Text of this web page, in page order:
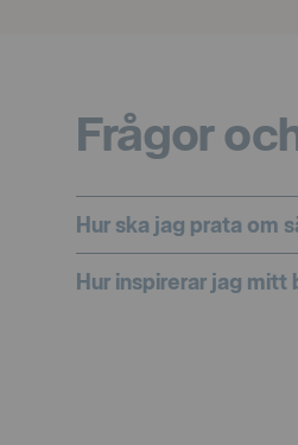
Frågor
Hur ska jag prata om
Hur inspirerar jag mitt